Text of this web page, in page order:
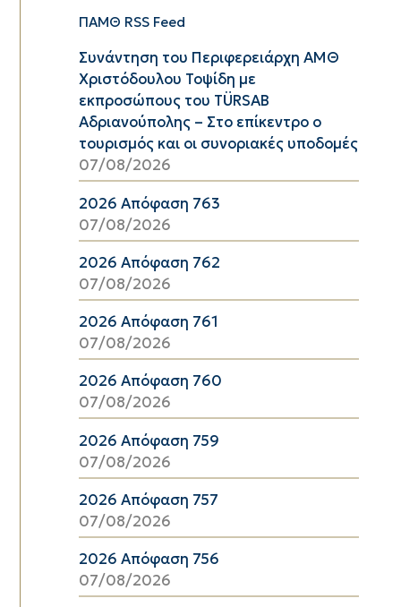
ΠΑΜΘ RSS Feed
Συνάντηση του Περιφερειάρχη ΑΜΘ
Χριστόδουλου Τοψίδη με
εκπροσώπους του TÜRSAB
Αδριανούπολης – Στο επίκεντρο ο
τουρισμός και οι συνοριακές υποδομές
07/08/2026
2026 Απόφαση 763
07/08/2026
2026 Απόφαση 762
07/08/2026
2026 Απόφαση 761
07/08/2026
2026 Απόφαση 760
07/08/2026
2026 Απόφαση 759
07/08/2026
2026 Απόφαση 757
07/08/2026
2026 Απόφαση 756
07/08/2026